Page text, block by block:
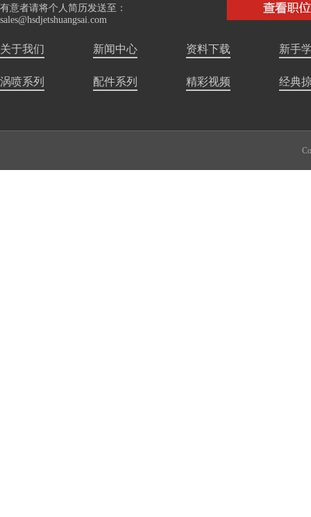
有意者请将个人简历发送至：
sales@hsdjetshuangsai.com
关于我们 新闻中心 资料下载 新手
涡喷系列 配件系列 精彩视频 经典